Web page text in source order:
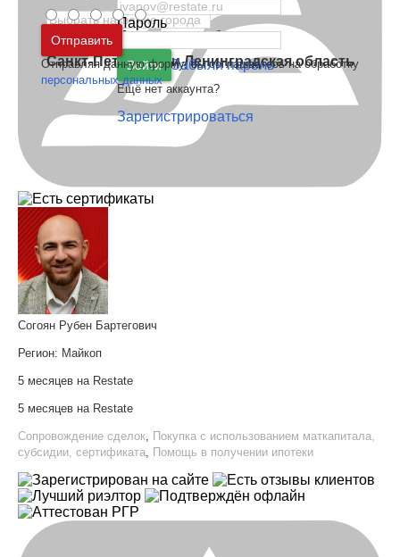
Москва и
Московская область
Санкт-Петербург иЛенинградская область
Пароль
Войти Забыли пароль
Ещё нет аккаунта?
Зарегистрироваться
Согоян Рубен Бартегович
Регион: Майкоп
5 месяцев на Restate
5 месяцев на Restate
Сопровождение сделок Покупка с использованием маткапитала,
субсидии, сертификата
Помощь в получении ипотеки
Отправить
Отправляя данную форму, вы соглашаетесь на обработку
персональных данных